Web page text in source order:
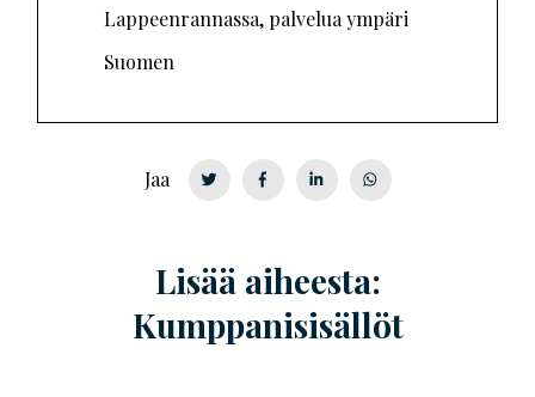
Lappeenrannassa, palvelua ympäri
Suomen
Jaa
Lisää aiheesta:
Kumppanisisällöt